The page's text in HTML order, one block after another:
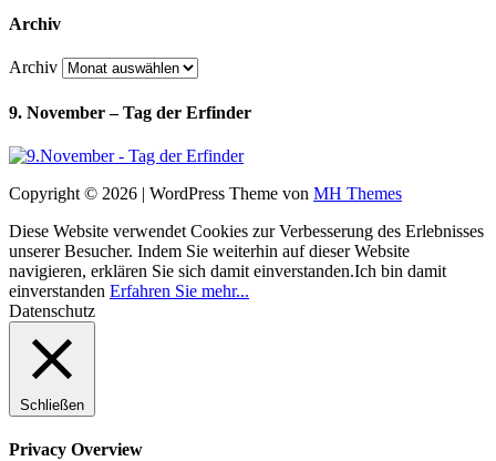
Archiv
Archiv
9. November – Tag der Erfinder
Copyright © 2026 | WordPress Theme von MH Themes
Diese Website verwendet Cookies zur Verbesserung des Erlebnisses
unserer Besucher. Indem Sie weiterhin auf dieser Website
navigieren, erklären Sie sich damit einverstanden.Ich bin damit
einverstanden Erfahren Sie mehr...
Datenschutz
Schließen
Privacy Overview